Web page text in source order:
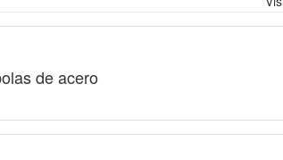
de acero